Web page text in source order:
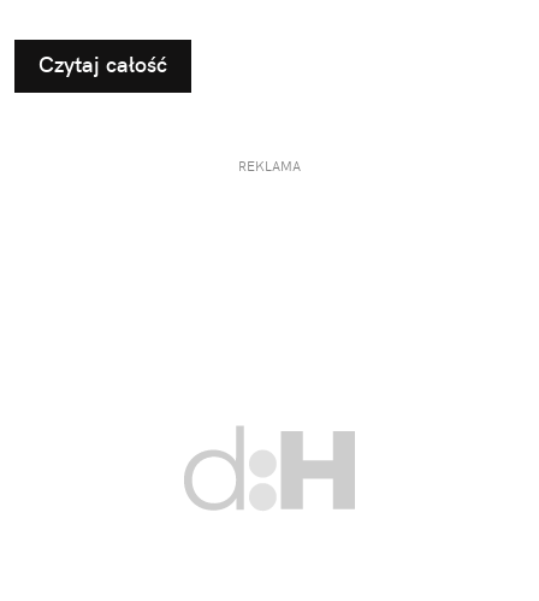
Czytaj całość
REKLAMA